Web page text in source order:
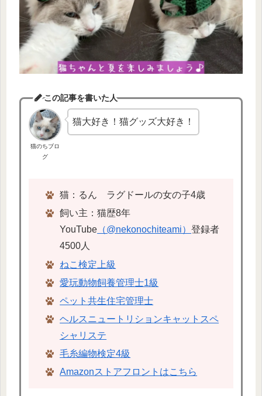
この記事を書いた人
猫のちブロ
グ
猫大好き！猫グッズ大好き！
猫：るん ラグドールの女の子4歳
飼い主：猫歴8年
YouTube （@nekonochiteami）登録者
4500人
ねこ検定上級
愛玩動物飼養管理士1級
ペット共生住宅管理士
ヘルスニュートリションキャットスペ
シャリステ
毛糸編物検定4級
Amazonストアフロントはこちら